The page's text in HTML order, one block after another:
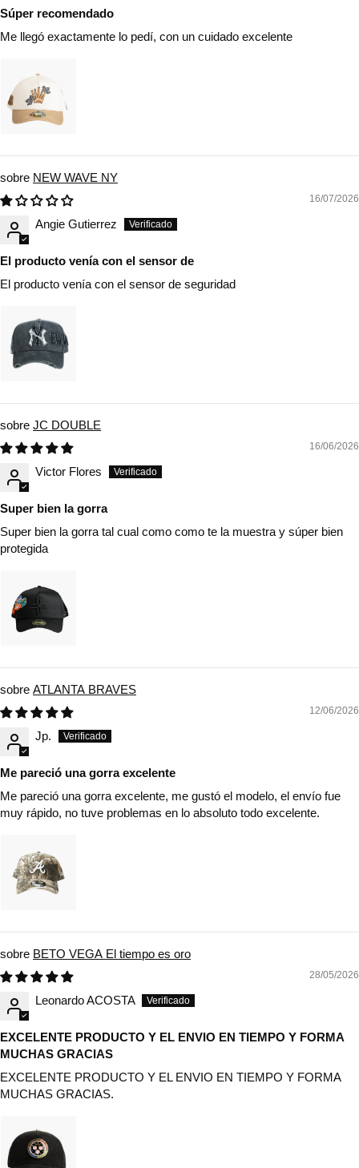
Súper recomendado
Me llegó exactamente lo pedí, con un cuidado excelente
NEW WAVE NY
16/07/2026
Angie Gutierrez
El producto venía con el sensor de
El producto venía con el sensor de seguridad
JC DOUBLE
16/06/2026
Victor Flores
Super bien la gorra
Super bien la gorra tal cual como como te la muestra y súper bien
protegida
ATLANTA BRAVES
12/06/2026
Jp.
Me pareció una gorra excelente
Me pareció una gorra excelente, me gustó el modelo, el envío fue
muy rápido, no tuve problemas en lo absoluto todo excelente.
BETO VEGA El tiempo es oro
28/05/2026
Leonardo ACOSTA
EXCELENTE PRODUCTO Y EL ENVIO EN TIEMPO Y FORMA
MUCHAS GRACIAS
EXCELENTE PRODUCTO Y EL ENVIO EN TIEMPO Y FORMA
MUCHAS GRACIAS.